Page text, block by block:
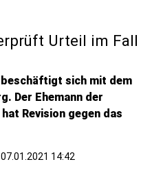
Urteil im Fall
sich mit dem
Der Ehemann der
Revision gegen das
14:42